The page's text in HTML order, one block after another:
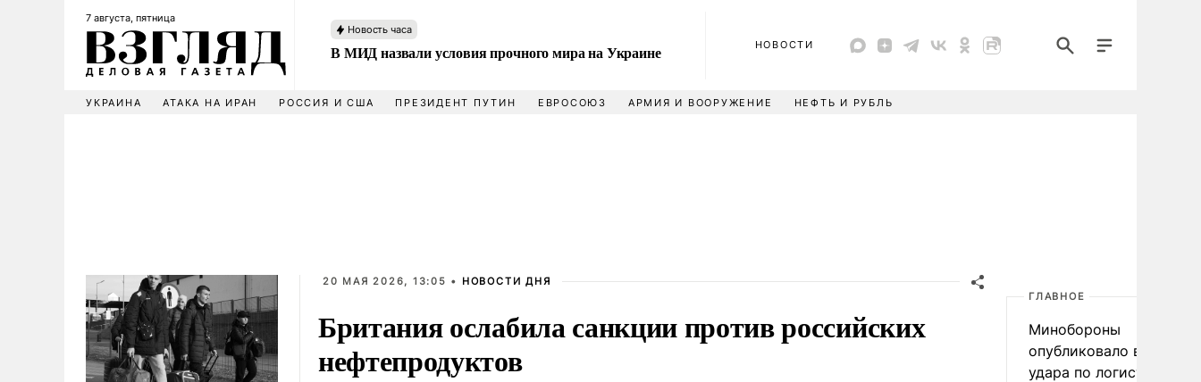
7 августа, пятница
Новость часа
В МИД назвали условия прочного мира на Украине НОВОСТИ
УКРАИНА АТАКА НА ИРАН РОССИЯ И США ПРЕЗИДЕНТ ПУТИН ЕВРОСОЮЗ АРМИЯ И ВООРУЖЕНИЕ НЕФТЬ И РУБЛЬ
20 МАЯ 2026, 13:05 • НОВОСТИ ДНЯ
Британия ослабила санкции против российских
нефтепродуктов
ГЛАВНОЕ
Минобороны
опубликовало видео
удара по